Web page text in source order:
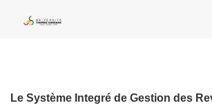
Système Intégré de Gestion
Le Système Integré de Gestion des